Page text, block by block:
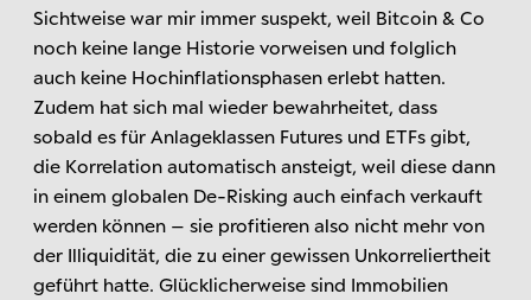
Sichtweise war mir immer suspekt, weil Bitcoin & Co
noch keine lange Historie vorweisen und folglich
auch keine Hochinflationsphasen erlebt hatten.
Zudem hat sich mal wieder bewahrheitet, dass
sobald es für Anlageklassen Futures und ETFs gibt,
die Korrelation automatisch ansteigt, weil diese dann
in einem globalen De-Risking auch einfach verkauft
werden können – sie profitieren also nicht mehr von
der Illiquidität, die zu einer gewissen Unkorreliertheit
geführt hatte. Glücklicherweise sind Immobilien